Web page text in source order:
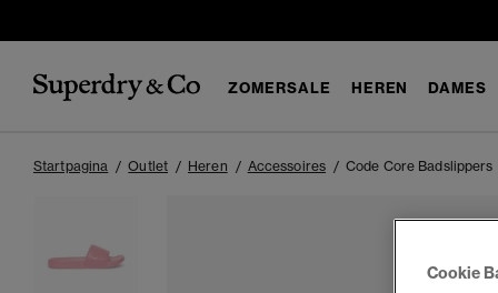
ZOMERSALE HEREN DAMES
Startpagina Outlet Heren Accessoires Code Core Badslippers
Cookie